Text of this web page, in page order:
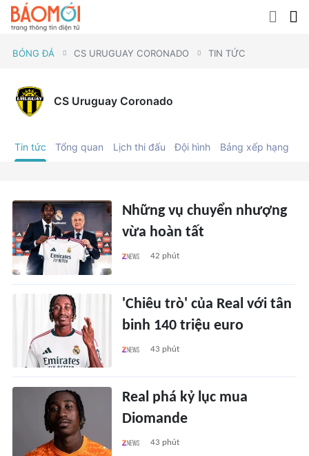
BÓNG ĐÁ CS URUGUAY CORONADO TIN TỨC
CS Uruguay Coronado
Tin tức Tổng quan Lịch thi đấu Đội hình Bảng xếp hạng
Những vụ chuyển nhượng
vừa hoàn tất
42 phút
'Chiêu trò' của Real với tân
binh 140 triệu euro
43 phút
Real phá kỷ lục mua
Diomande
43 phút